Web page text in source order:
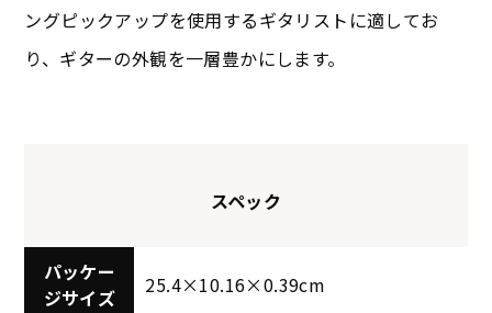
ングピックアップを使用するギタリストに適してお
り、ギターの外観を一層豊かにします。
スペック
パッケー
ジサイズ
25.4×10.16×0.39cm